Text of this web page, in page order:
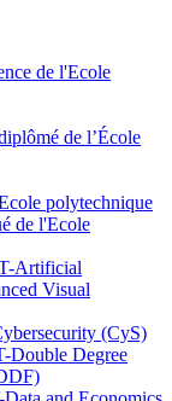
de l'Ecole
de l’École
polytechnique
de l'Ecole
Artificial
Visual
(CyS)
Double Degree